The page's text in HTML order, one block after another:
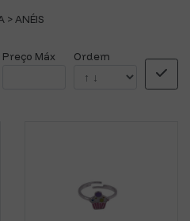
>ANÉIS
Preço Máx Ordem